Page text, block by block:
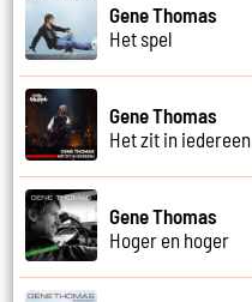
Gene Thomas
Het spel
Gene Thomas
Het zit in iedereen
Gene Thomas
Hoger en hoger